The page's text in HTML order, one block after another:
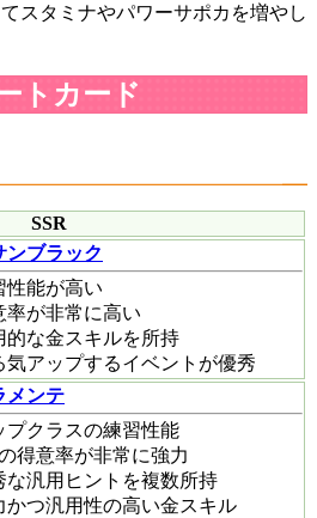
スタミナやパワーサポカを増やし
トカード
SSR
ンブラック
性能が高い
率が非常に高い
的な金スキルを所持
気アップするイベントが優秀
メンテ
プクラスの練習性能
の得意率が非常に強力
な汎用ヒントを複数所持
かつ汎用性の高い金スキル